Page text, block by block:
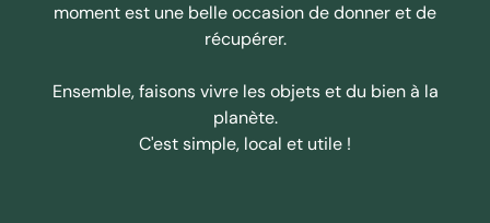
moment est une belle occasion de donner et de
récupérer.
Ensemble, faisons vivre les objets et du bien à la
planète.
C'est simple, local et utile !